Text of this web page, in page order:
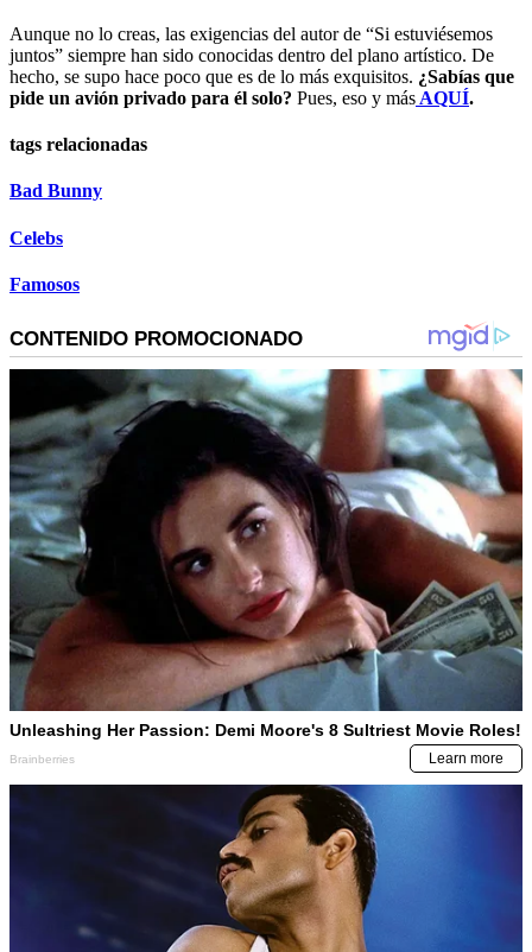
Aunque no lo creas, las exigencias del autor de “Si estuviésemos
juntos” siempre han sido conocidas dentro del plano artístico. De
hecho, se supo hace poco que es de lo más exquisitos. ¿Sabías que
pide un avión privado para él solo? Pues, eso y más AQUÍ.
tags relacionadas
Bad Bunny
Celebs
Famosos